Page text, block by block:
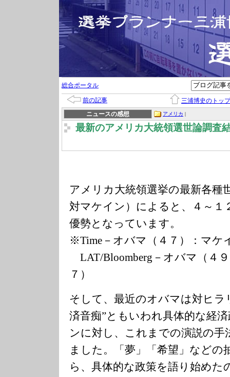
総合ポータル
前の記事
三浦博史のトップ
ニュースの感想
アメリカ |
最新のアメリカ大統領選世論調査
アメリカ大統領選挙の最新各種
対マケイン）によると、４～
優勢となっています。
※Time－オバマ（４７）：マケ
LAT/Bloomberg－オバマ（４
７）
そして、最近のオバマは対ヒラ
済音痴”ともいわれ具体的な経
ンに対し、これまでの演説の
ました。「夢」「希望」などの
ら、具体的な政策を語り始めた